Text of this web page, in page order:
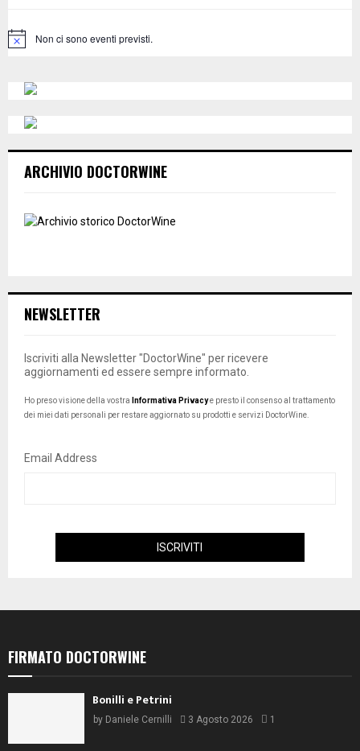
N
Non ci sono eventi previsti.
ARCHIVIO DOCTORWINE
NEWSLETTER
Iscriviti alla Newsletter "DoctorWine" per ricevere
aggiornamenti ed essere sempre informato.
Ho preso visione della vostra Informativa Privacye presto il consenso al trattamento
dei miei dati personali per restare aggiornato su prodotti e servizi DoctorWine.
Email Address
FIRMATO DOCTORWINE
Bonilli e Petrini
by Daniele Cernilli 3 Agosto 2026 1